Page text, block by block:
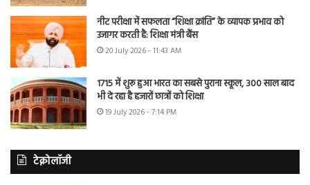
नीट परीक्षा में सफलता “शिक्षा क्रांति” के व्यापक प्रभाव को
उजागर करती है: शिक्षा मंत्री बैंस
20 July 2026 - 11:43 AM
1715 में शुरू हुआ भारत का सबसे पुराना स्कूल, 300 साल बाद
भी दे रहा है हजारों छात्रों को शिक्षा
19 July 2026 - 7:14 PM
टेक्नोलॉजी